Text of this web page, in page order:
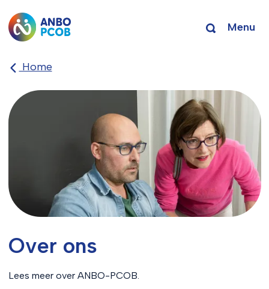
Menu
Home
Over ons
Lees meer over ANBO-PCOB.